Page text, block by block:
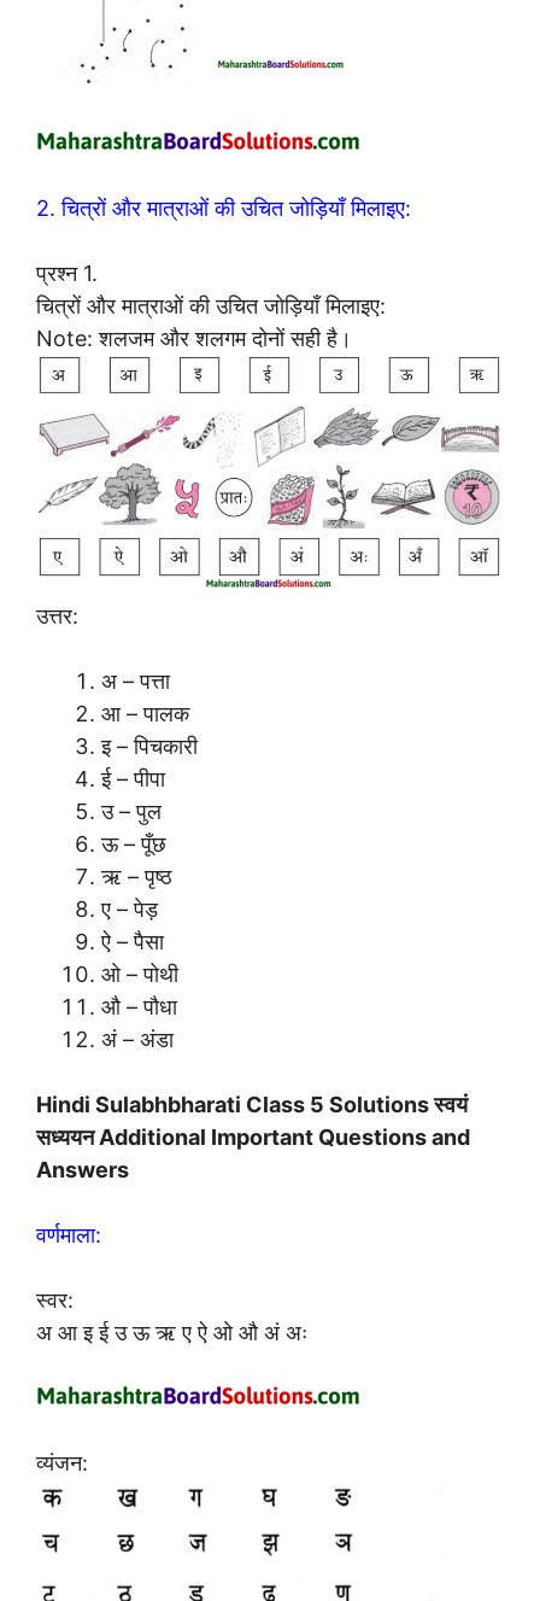
2. चित्रों और मात्राओं की उचित जोड़ियाँ मिलाइए:
प्रश्न 1.
चित्रों और मात्राओं की उचित जोड़ियाँ मिलाइए:
Note: शलजम और शलगम दोनों सही है।
उत्तर:
अ – पत्ता
आ – पालक
इ – पिचकारी
ई – पीपा
उ – पुल
ऊ – पूँछ
ऋ – पृष्ठ
ए – पेड़
ऐ – पैसा
ओ – पोथी
औ – पौधा
अं – अंडा
Hindi Sulabhbharati Class 5 Solutions स्वयं
सध्ययन Additional Important Questions and
Answers
वर्णमाला:
स्वर:
अ आ इ ई उ ऊ ऋ ए ऐ ओ औ अं अः
व्यंजन: